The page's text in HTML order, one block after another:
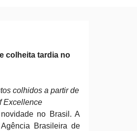
colheita tardia no
colhidos a partir de
Excellence
no Brasil. A
Brasileira de